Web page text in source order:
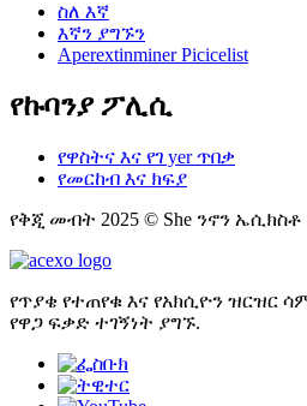
ስለ እኛ
እኛን ያግኙን
Aperextinminer Picicelist
የኩባንያ ፖሊሲ
የዋስትና እና የገ yer ጥበቃ
የመርከብ እና ክፍያ
የቅጂ መብት 2025 © She ንኖን ኤሲክስቶ
የጥያቄ የተጠየቁ እና የአክሲዮን ዝርዝር
የዋጋ ፍቃድ ተገኝነት ያግኙ.